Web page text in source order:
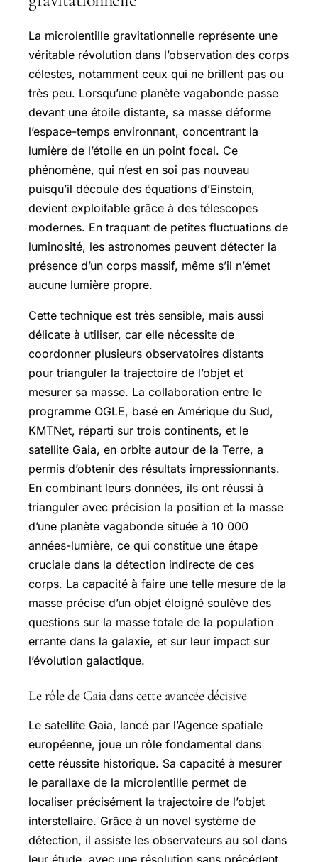
La microlentille gravitationnelle représente une
véritable révolution dans l’observation des corps
célestes, notamment ceux qui ne brillent pas ou
très peu. Lorsqu’une planète vagabonde passe
devant une étoile distante, sa masse déforme
l’espace-temps environnant, concentrant la
lumière de l’étoile en un point focal. Ce
phénomène, qui n’est en soi pas nouveau
puisqu’il découle des équations d’Einstein,
devient exploitable grâce à des télescopes
modernes. En traquant de petites fluctuations de
luminosité, les astronomes peuvent détecter la
présence d’un corps massif, même s’il n’émet
aucune lumière propre.
Cette technique est très sensible, mais aussi
délicate à utiliser, car elle nécessite de
coordonner plusieurs observatoires distants
pour trianguler la trajectoire de l’objet et
mesurer sa masse. La collaboration entre le
programme OGLE, basé en Amérique du Sud,
KMTNet, réparti sur trois continents, et le
satellite Gaia, en orbite autour de la Terre, a
permis d’obtenir des résultats impressionnants.
En combinant leurs données, ils ont réussi à
trianguler avec précision la position et la masse
d’une planète vagabonde située à 10 000
années-lumière, ce qui constitue une étape
cruciale dans la détection indirecte de ces
corps. La capacité à faire une telle mesure de la
masse précise d’un objet éloigné soulève des
questions sur la masse totale de la population
errante dans la galaxie, et sur leur impact sur
l’évolution galactique.
Le rôle de Gaia dans cette avancée décisive
Le satellite Gaia, lancé par l’Agence spatiale
européenne, joue un rôle fondamental dans
cette réussite historique. Sa capacité à mesurer
le parallaxe de la microlentille permet de
localiser précisément la trajectoire de l’objet
interstellaire. Grâce à un novel système de
détection, il assiste les observateurs au sol dans
leur étude, avec une résolution sans précédent.